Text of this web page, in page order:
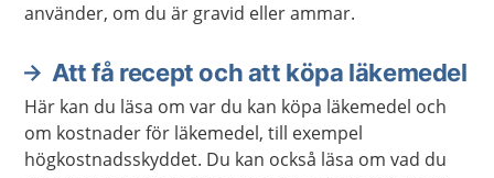
använder, om du är gravid eller ammar.
Att få recept och att köpa läkemedel
Här kan du läsa om var du kan köpa läkemedel och
om kostnader för läkemedel, till exempel
högkostnadsskyddet. Du kan också läsa om vad du